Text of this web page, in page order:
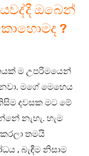
ඔබෙන්
?
ම උපරිමයෙන්
මගේ මෙහෙය
දවසක මට මේ
නැහැ. හැම
තමයි
, බැඳීම නිසාම